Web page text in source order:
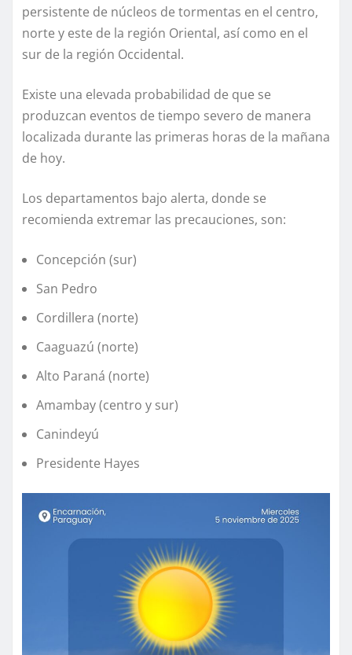
persistente de núcleos de tormentas en el centro,
norte y este de la región Oriental, así como en el
sur de la región Occidental.
Existe una elevada probabilidad de que se
produzcan eventos de tiempo severo de manera
localizada durante las primeras horas de la mañana
de hoy.
Los departamentos bajo alerta, donde se
recomienda extremar las precauciones, son:
Concepción (sur)
San Pedro
Cordillera (norte)
Caaguazú (norte)
Alto Paraná (norte)
Amambay (centro y sur)
Canindeyú
Presidente Hayes